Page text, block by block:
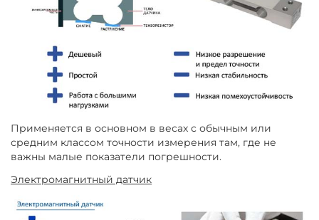
Применяется в основном в весах с обычным или
средним классом точности измерения там, где не
важны малые показатели погрешности.
Электромагнитный датчик